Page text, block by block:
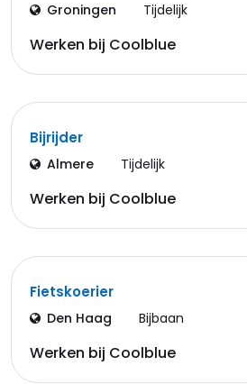
Groningen Tijdelijk
Werken bij Coolblue
Bijrijder
Almere Tijdelijk
Werken bij Coolblue
Fietskoerier
Den Haag Bijbaan
Werken bij Coolblue